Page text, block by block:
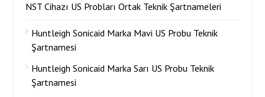
NST Cihazı US Probları Ortak Teknik Şartnameleri
Huntleigh Sonicaid Marka Mavi US Probu Teknik
Şartnamesi
Huntleigh Sonicaid Marka Sarı US Probu Teknik
Şartnamesi